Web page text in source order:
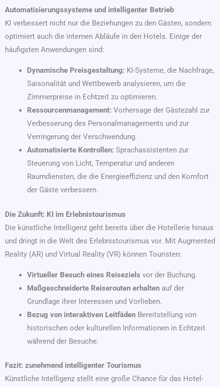
Automatisierungssysteme und intelligenter Betrieb
KI verbessert nicht nur die Beziehungen zu den Gästen, sondern
optimiert auch die internen Abläufe in den Hotels. Einige der
häufigsten Anwendungen sind:
Dynamische Preisgestaltung: KI-Systeme, die Nachfrage,
Saisonalität und Wettbewerb analysieren, um die
Zimmerpreise in Echtzeit zu optimieren.
Ressourcenmanagement: Vorhersage der Gästezahl zur
Verbesserung des Personalmanagements und zur
Verringerung der Verschwendung.
Automatisierte Kontrollen: Sprachassistenten zur
Steuerung von Licht, Temperatur und anderen
Raumdiensten, die die Energieeffizienz und den Komfort
der Gäste verbessern.
Die Zukunft: KI im Erlebnistourismus
Die künstliche Intelligenz geht bereits über die Hotellerie hinaus
und dringt in die Welt des Erlebnistourismus vor. Mit Augmented
Reality (AR) und Virtual Reality (VR) können Touristen:
Virtueller Besuch eines Reiseziels vor der Buchung.
Maßgeschneiderte Reiserouten erhalten auf der
Grundlage ihrer Interessen und Vorlieben.
Bezug von interaktiven Leitfäden Bereitstellung von
historischen oder kulturellen Informationen in Echtzeit
während der Besuche.
Fazit: zunehmend intelligenter Tourismus
Künstliche Intelligenz stellt eine große Chance für das Hotel-